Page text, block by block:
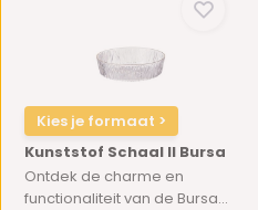
Kies je formaat >
Kunststof Schaal II Bursa
Ontdek de charme en
functionaliteit van de Bursa...